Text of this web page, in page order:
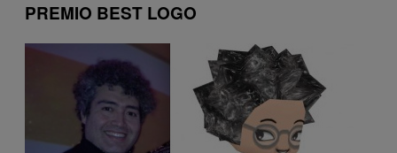
PREMIO BEST LOGO